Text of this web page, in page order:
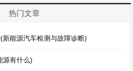
热门文章
新能源汽车检测与故障诊断)
源有什么)